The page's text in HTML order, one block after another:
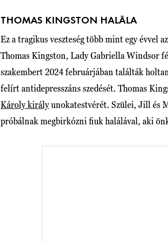
THOMAS KINGSTON HALÁLA
Ez a tragikus veszteség több mint egy évvel
Thomas Kingston, Lady Gabriella Windsor
szakembert 2024 februárjában találták
felírt antidepresszáns szedését. Thomas
Károly királyunokatestvérét. Szülei, Jill és
próbálnak megbirkózni fiuk halálával, aki